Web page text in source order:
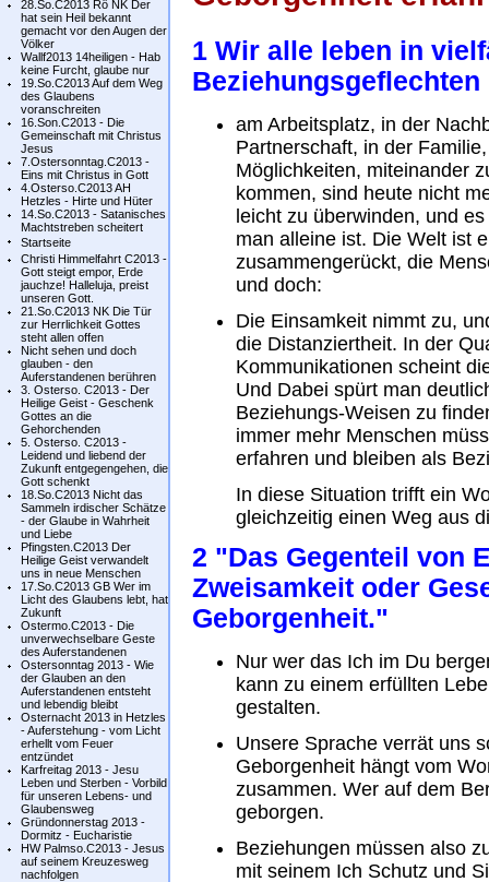
28.So.C2013 Rö NK Der
hat sein Heil bekannt
gemacht vor den Augen der
Völker
Wallf2013 14heiligen - Hab
keine Furcht, glaube nur
19.So.C2013 Auf dem Weg
des Glaubens
voranschreiten
16.Son.C2013 - Die
Gemeinschaft mit Christus
Jesus
7.Ostersonntag.C2013 -
Eins mit Christus in Gott
4.Osterso.C2013 AH
Hetzles - Hirte und Hüter
14.So.C2013 - Satanisches
Machtstreben scheitert
Startseite
Christi Himmelfahrt C2013 -
Gott steigt empor, Erde
jauchze! Halleluja, preist
unseren Gott.
21.So.C2013 NK Die Tür
zur Herrlichkeit Gottes
steht allen offen
Nicht sehen und doch
glauben - den
Auferstandenen berühren
3. Osterso. C2013 - Der
Heilige Geist - Geschenk
Gottes an die
Gehorchenden
5. Osterso. C2013 -
Leidend und liebend der
Zukunft entgegengehen, die
Gott schenkt
18.So.C2013 Nicht das
Sammeln irdischer Schätze
- der Glaube in Wahrheit
und Liebe
Pfingsten.C2013 Der
Heilige Geist verwandelt
uns in neue Menschen
17.So.C2013 GB Wer im
Licht des Glaubens lebt, hat
Zukunft
Ostermo.C2013 - Die
unverwechselbare Geste
des Auferstandenen
Ostersonntag 2013 - Wie
der Glauben an den
Auferstandenen entsteht
und lebendig bleibt
Osternacht 2013 in Hetzles
- Auferstehung - vom Licht
erhellt vom Feuer
entzündet
Karfreitag 2013 - Jesu
Leben und Sterben - Vorbild
für unseren Lebens- und
Glaubensweg
Gründonnerstag 2013 -
Dormitz - Eucharistie
HW Palmso.C2013 - Jesus
auf seinem Kreuzesweg
nachfolgen
1 Wir alle leben in
Beziehungsgeflechten
am Arbeitsplatz, in der
Partnerschaft, in der
Möglichkeiten, miteinander
kommen, sind heute nicht
leicht zu überwinden, und
man alleine ist. Die Welt ist
zusammengerückt, die
und doch:
Die Einsamkeit nimmt zu,
die Distanziertheit. In der
Kommunikationen scheint
Und Dabei spürt man
Beziehungs-Weisen zu
immer mehr Menschen
erfahren und bleiben als
In diese Situation trifft ein
gleichzeitig einen Weg aus
2 "Das Gegenteil von
Zweisamkeit oder
Geborgenheit."
Nur wer das Ich im Du
kann zu einem erfüllten
gestalten.
Unsere Sprache verrät uns
Geborgenheit hängt vom
zusammen. Wer auf dem
geborgen.
Beziehungen müssen also
mit seinem Ich Schutz und